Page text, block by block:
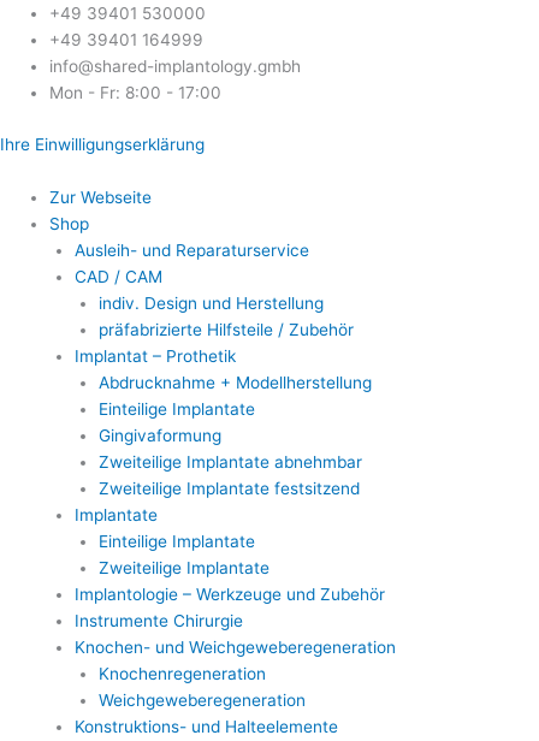
Zum
Inhalt
springen
+49 39401 530000
+49 39401 164999
info@shared-implantology.gmbh
Mon - Fr: 8:00 - 17:00
Ihre Einwilligungserklärung
Zur Webseite
Shop
Ausleih- und Reparaturservice
CAD / CAM
indiv. Design und Herstellung
präfabrizierte Hilfsteile / Zubehör
Implantat – Prothetik
Abdrucknahme + Modellherstellung
Einteilige Implantate
Gingivaformung
Zweiteilige Implantate abnehmbar
Zweiteilige Implantate festsitzend
Implantate
Einteilige Implantate
Zweiteilige Implantate
Implantologie – Werkzeuge und Zubehör
Instrumente Chirurgie
Knochen- und Weichgeweberegeneration
Knochenregeneration
Weichgeweberegeneration
Konstruktions- und Halteelemente